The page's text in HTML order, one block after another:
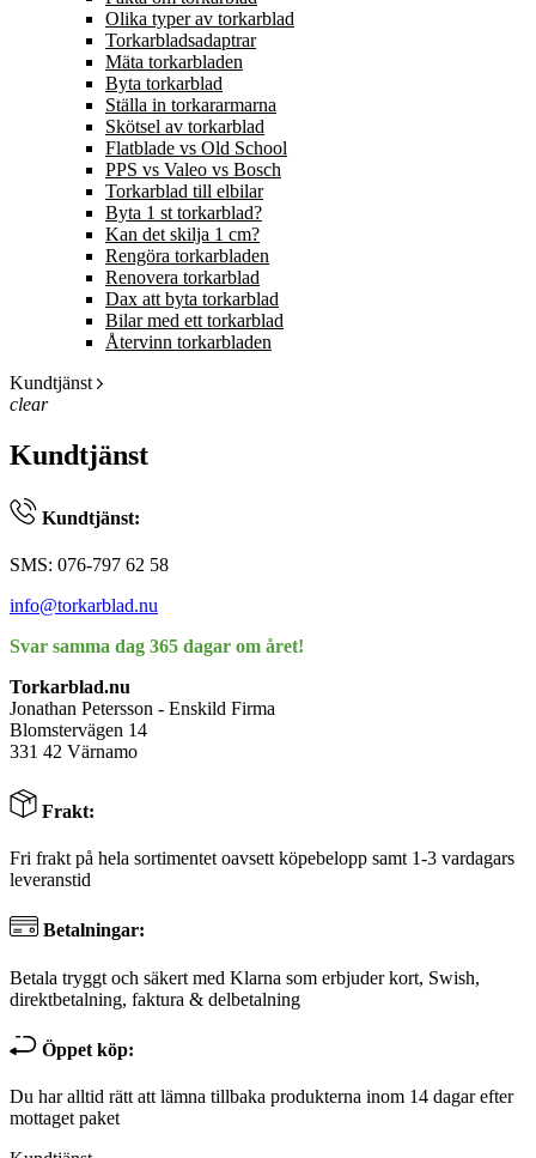
Olika typer av torkarblad
Torkarbladsadaptrar
Mäta torkarbladen
Byta torkarblad
Ställa in torkararmarna
Skötsel av torkarblad
Flatblade vs Old School
PPS vs Valeo vs Bosch
Torkarblad till elbilar
Byta 1 st torkarblad?
Kan det skilja 1 cm?
Rengöra torkarbladen
Renovera torkarblad
Dax att byta torkarblad
Bilar med ett torkarblad
Återvinn torkarbladen
Kundtjänst
clear
Kundtjänst
Kundtjänst:
SMS: 076-797 62 58
info@torkarblad.nu
Svar samma dag 365 dagar om året!
Torkarblad.nu
Jonathan Petersson - Enskild Firma
Blomstervägen 14
331 42 Värnamo
Frakt:
Fri frakt på hela sortimentet oavsett köpebelopp samt 1-3 vardagars
leveranstid
Betalningar:
Betala tryggt och säkert med Klarna som erbjuder kort, Swish,
direktbetalning, faktura & delbetalning
Öppet köp:
Du har alltid rätt att lämna tillbaka produkterna inom 14 dagar efter
mottaget paket